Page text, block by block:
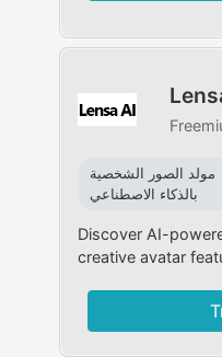
مولد الصور الشخصية
بالذكاء الاصطناعي
Discover AI-
creative avatar